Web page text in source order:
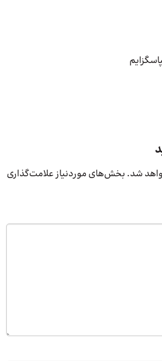
شد. بخش‌های موردنیاز علامت‌گذاری